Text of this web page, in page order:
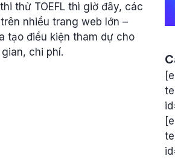
thử TOEFL thì giờ đây, các
trên nhiều trang web lớn –
tạo điều kiện tham dự cho
chi phí.